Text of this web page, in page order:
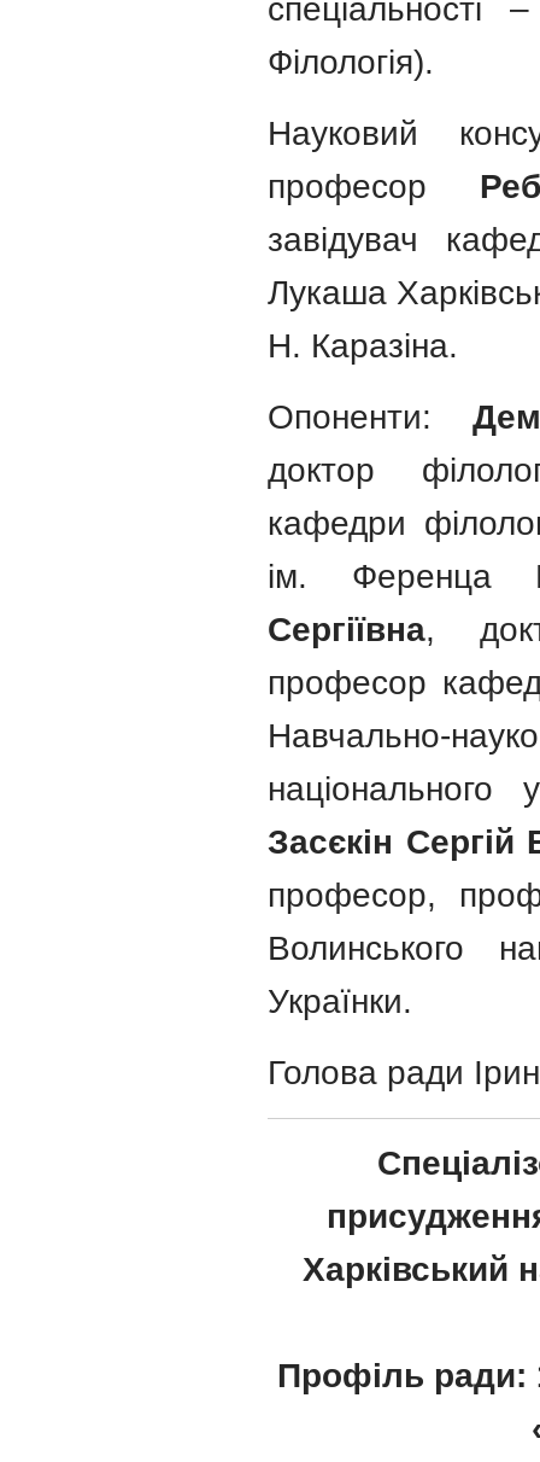
спеціальності
Філологія).
Науковий
професор
завідувач
Лукаша
Н. Каразіна.
Опоненти:
доктор
кафедри
ім.
Сергіївна,
професор
Навчально-
національного
Засєкін
професор,
Волинського
Українки.
Голова ради
Харківський
Профіль ради: